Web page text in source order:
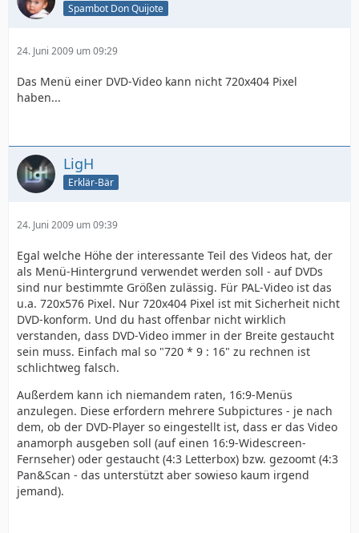
Spambot Don Quijote
24. Juni 2009 um 09:29
Das Menü einer DVD-Video kann nicht 720x404 Pixel
haben...
LigH
Erklär-Bär
24. Juni 2009 um 09:39
Egal welche Höhe der interessante Teil des Videos hat, der
als Menü-Hintergrund verwendet werden soll - auf DVDs
sind nur bestimmte Größen zulässig. Für PAL-Video ist das
u.a. 720x576 Pixel. Nur 720x404 Pixel ist mit Sicherheit nicht
DVD-konform. Und du hast offenbar nicht wirklich
verstanden, dass DVD-Video immer in der Breite gestaucht
sein muss. Einfach mal so "720 * 9 : 16" zu rechnen ist
schlichtweg falsch.
Außerdem kann ich niemandem raten, 16:9-Menüs
anzulegen. Diese erfordern mehrere Subpictures - je nach
dem, ob der DVD-Player so eingestellt ist, dass er das Video
anamorph ausgeben soll (auf einen 16:9-Widescreen-
Fernseher) oder gestaucht (4:3 Letterbox) bzw. gezoomt (4:3
Pan&Scan - das unterstützt aber sowieso kaum irgend
jemand).